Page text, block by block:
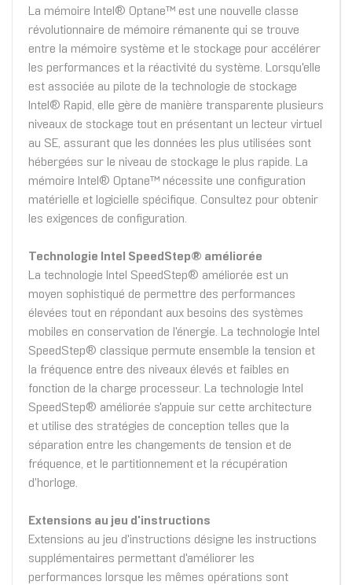
La mémoire Intel® Optane™ est une nouvelle classe
révolutionnaire de mémoire rémanente qui se trouve
entre la mémoire système et le stockage pour accélérer
les performances et la réactivité du système. Lorsqu'elle
est associée au pilote de la technologie de stockage
Intel® Rapid, elle gère de manière transparente plusieurs
niveaux de stockage tout en présentant un lecteur virtuel
au SE, assurant que les données les plus utilisées sont
hébergées sur le niveau de stockage le plus rapide. La
mémoire Intel® Optane™ nécessite une configuration
matérielle et logicielle spécifique. Consultez pour obtenir
les exigences de configuration.
Technologie Intel SpeedStep® améliorée
La technologie Intel SpeedStep® améliorée est un
moyen sophistiqué de permettre des performances
élevées tout en répondant aux besoins des systèmes
mobiles en conservation de l'énergie. La technologie Intel
SpeedStep® classique permute ensemble la tension et
la fréquence entre des niveaux élevés et faibles en
fonction de la charge processeur. La technologie Intel
SpeedStep® améliorée s'appuie sur cette architecture
et utilise des stratégies de conception telles que la
séparation entre les changements de tension et de
fréquence, et le partitionnement et la récupération
d'horloge.
Extensions au jeu d'instructions
Extensions au jeu d'instructions désigne les instructions
supplémentaires permettant d'améliorer les
performances lorsque les mêmes opérations sont